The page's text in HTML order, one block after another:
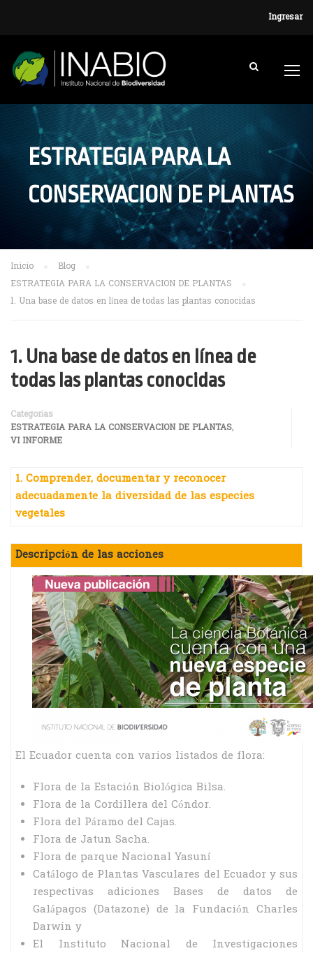
Ingresar
ESTRATEGIA PARA LA
CONSERVACION DE PLANTAS
Inicio
Blog
ESTRATEGIA PARA LA CONSERVACION DE PLANTAS
1. Una base de datos en línea de todas las plantas conocidas
1. Una base de datos en línea de
todas las plantas conocidas
Categorías
ESTRATEGIA PARA LA CONSERVACION DE PLANTAS,
VI INFORME
1. Comprender, documentar y reconocer
adecuadamente la diversidad de las especies
vegetales
Descripción de las acciones
El Ecuador cuenta con varios listados de flora:
Flora de la Estación Biológica Bilsa.
Flora de la Cordillera del Cóndor.
Flora del Páramo del Cajas.
Flora de Jatun Sacha.
Flora de parque Nacional Yasuní
Catálogo de Plantas Vasculares del Ecuador y sus
respectivas adiciones Bases de datos de
Galápagos (Datazone) de la Fundación Charles
Darwin y
El Instituto Nacional de Investigaciones